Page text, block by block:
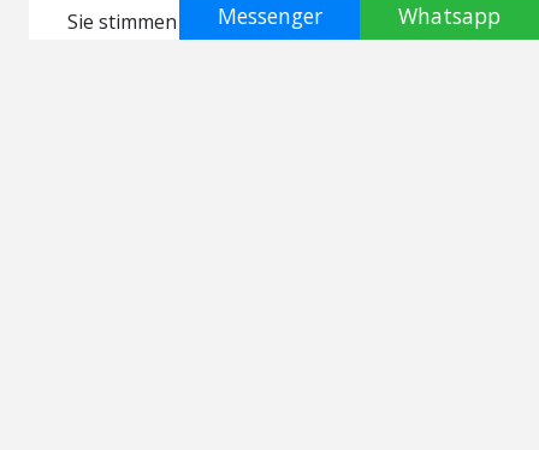
Sie stimmen zu, dass die in diesem Website-
Whatsapp
Messenger